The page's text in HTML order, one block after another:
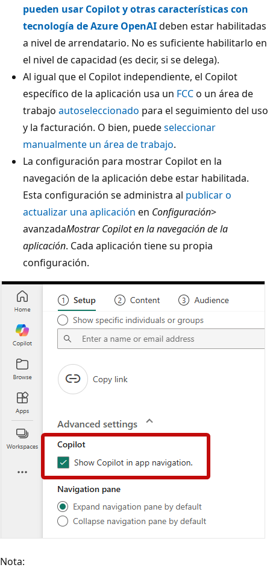
pueden usar Copilot y otras características con
tecnología de Azure OpenAIdeben estar habilitadas
a nivel de arrendatario. No es suficiente habilitarlo en
el nivel de capacidad (es decir, si se delega).
Al igual que el Copilot independiente, el Copilot
específico de la aplicación usa un FCCo un área de
trabajo autoseleccionado para el seguimiento del uso
y la facturación. O bien, puedeseleccionar
manualmente un área de trabajo.
La configuración para mostrar Copilot en la
navegación de la aplicación debe estar habilitada.
Esta configuración se administra al publicar o
actualizar una aplicación en Configuración>
avanzadaMostrar Copilot en la navegación de la
aplicación. Cada aplicación tiene su propia
configuración.
Nota: